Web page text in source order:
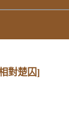
對楚囚]